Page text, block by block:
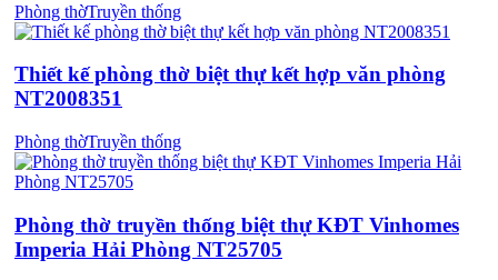
Phòng thờTruyền thống
Thiết kế phòng thờ biệt thự kết hợp văn phòng
NT2008351
Phòng thờTruyền thống
Phòng thờ truyền thống biệt thự KĐT Vinhomes
Imperia Hải Phòng NT25705